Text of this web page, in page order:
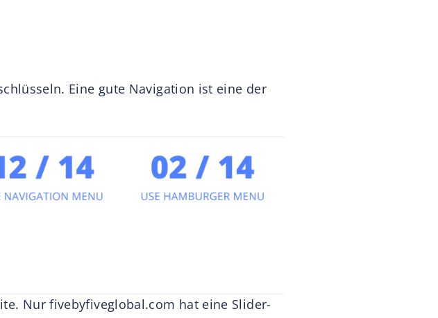
Eine gute Navigation ist eine der
Nur fivebyfiveglobal.com hat eine Slider-